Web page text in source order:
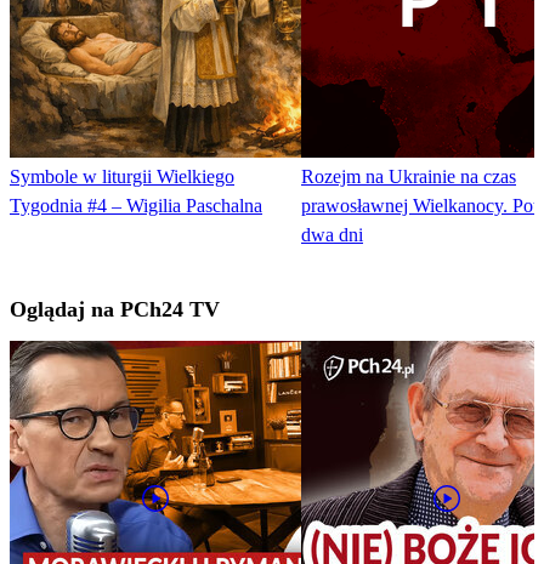
Symbole w liturgii Wielkiego
Tygodnia #4 – Wigilia Paschalna
Rozejm na Ukrainie na czas
prawosławnej Wielkanocy.
dwa dni
Oglądaj na PCh24 TV